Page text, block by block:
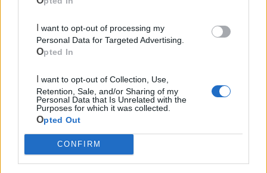
Personal Data for Targeted Advertising.
Opted In
Retention, Sale, and/or Sharing of my
Personal Data that Is Unrelated with the
Purposes for which it was collected.
Opted Out
CONFIRM
Le ultime notizie di Castellaneta